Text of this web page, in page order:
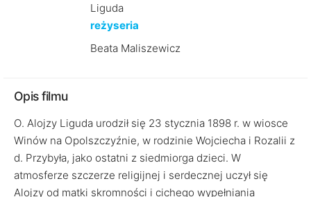
Liguda
reżyseria
Beata Maliszewicz
Opis filmu
O. Alojzy Liguda urodził się 23 stycznia 1898 r. w wiosce
Winów na Opolszczyźnie, w rodzinie Wojciecha i Rozalii z
d. Przybyła, jako ostatni z siedmiorga dzieci. W
atmosferze szczerze religijnej i serdecznej uczył się
Alojzy od matki skromności i cichego wypełniania